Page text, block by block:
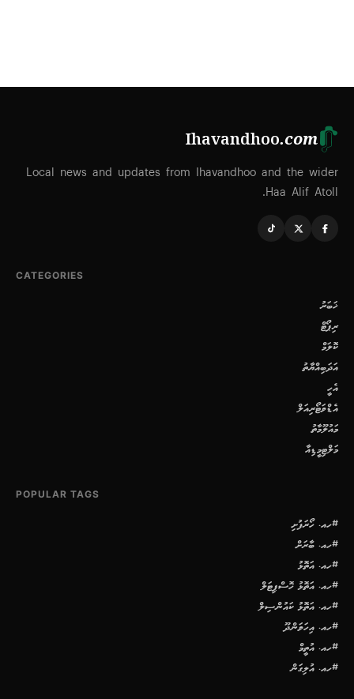
Ihavandhoo.com
Local news and updates from Ihavandhoo and the wider
Haa Alif Atoll.
CATEGORIES
ޚަބަރު
ރިޕޯޓް
ކޮލަމް
އަދަބިއްޔާތު
އެހީ
އެޑްވަޓޯރިއަލް
މައުލޫމާތު
މަލްޓިމީޑިއާ
POPULAR TAGS
#ހއ. ހޯރަފުށި
#ހއ. ބާރަށް
#ހއ. އަތޮޅު
#ހއ. އަތޮޅު ހޮސްޕިޓަލް
#ހއ. އަތޮޅު ކައުންސިލް
#ހއ. އިހަވަންދޫ
#ހއ. އުތީމް
#ހއ. އުލިގަން